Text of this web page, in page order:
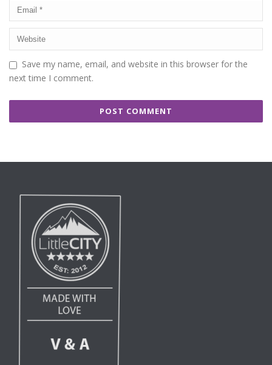
Save my name, email, and website in this browser for the
next time I comment.